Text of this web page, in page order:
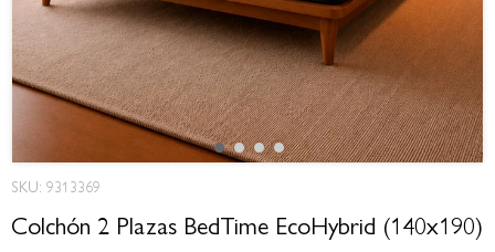
al
comienzo
de
SKU: 9313369
Colchón 2 Plazas BedTime EcoHybrid (140x190)